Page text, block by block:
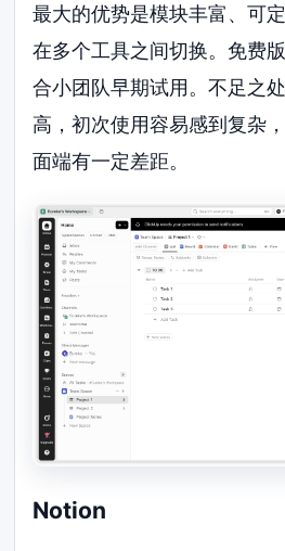
最大的优势是模块丰富、可
在多个工具之间切换。免费
合小团队早期试用。不足之
高，初次使用容易感到复杂
面端有一定差距。
Notion